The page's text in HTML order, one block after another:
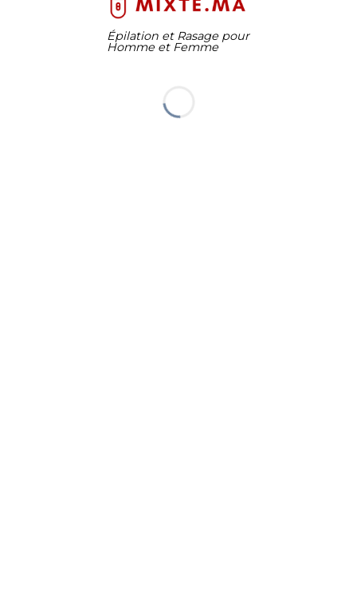
Épilation et Rasage pour
Homme et Femme